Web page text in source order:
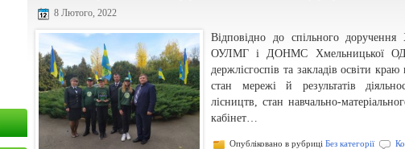
8 Лютого, 2022
Відповідно до спільного доручення
ОУЛМГ і ДОНМС Хмельницької
держлісгоспів та закладів освіти краю
стан мережі й результатів
лісництв, стан навчально-
кабінет…
Опубліковано в рубриці Без категорії